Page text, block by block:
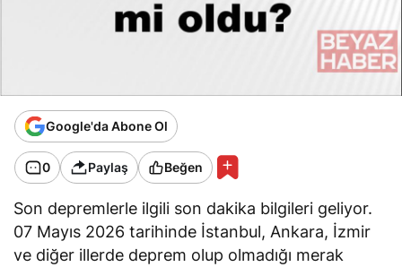
Google'da Abone Ol
0 Paylaş Beğen
Son depremlerle ilgili son dakika bilgileri geliyor.
07 Mayıs 2026 tarihinde İstanbul, Ankara, İzmir
ve diğer illerde deprem olup olmadığı merak